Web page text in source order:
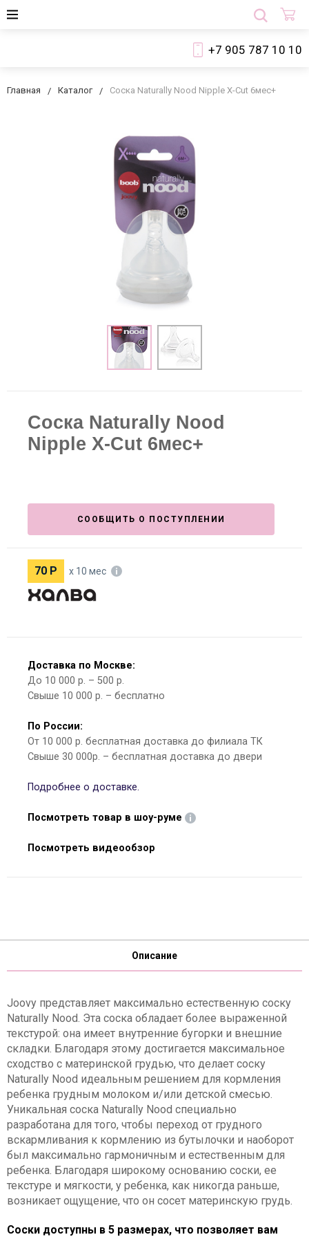
+7 905 787 10 10
Главная Каталог Соска Naturally Nood Nipple X-Cut 6мес+
Соска Naturally Nood
Nipple X-Cut 6мес+
СООБЩИТЬ О ПОСТУПЛЕНИИ
70 Р х 10 мес
Доставка по Москве:
До 10 000 р. – 500 р.
Свыше 10 000 р. – бесплатно
По России:
От 10 000 р. бесплатная доставка до филиала ТК
Свыше 30 000р. – бесплатная доставка до двери
Подробнее о доставке.
Посмотреть товар в шоу-руме
Посмотреть видеообзор
Описание
Joovy представляет максимально естественную соску
Naturally Nood. Эта соска обладает более выраженной
текстурой: она имеет внутренние бугорки и внешние
складки. Благодаря этому достигается максимальное
сходство с материнской грудью, что делает соску
Naturally Nood идеальным решением для кормления
ребенка грудным молоком и/или детской смесью.
Уникальная соска Naturally Nood специально
разработана для того, чтобы переход от грудного
вскармливания к кормлению из бутылочки и наоборот
был максимально гармоничным и естественным для
ребенка. Благодаря широкому основанию соски, ее
текстуре и мягкости, у ребенка, как никогда раньше,
возникает ощущение, что он сосет материнскую грудь.
Соски доступны в 5 размерах, что позволяет вам